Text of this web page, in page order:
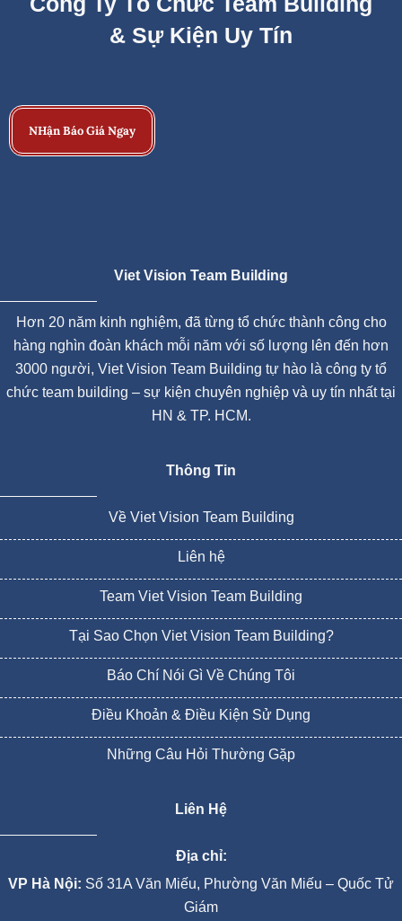
& Sự Kiện Uy Tín
NHận Báo Giá Ngay
Viet Vision Team Building
Hơn 20 năm kinh nghiệm, đã từng tổ chức thành công cho
hàng nghìn đoàn khách mỗi năm với số lượng lên đến hơn
3000 người, Viet Vision Team Building tự hào là công ty tổ
chức team building – sự kiện chuyên nghiệp và uy tín nhất tại
HN & TP. HCM.
Thông Tin
Về Viet Vision Team Building
Liên hệ
Team Viet Vision Team Building
Tại Sao Chọn Viet Vision Team Building?
Báo Chí Nói Gì Về Chúng Tôi
Điều Khoản & Điều Kiện Sử Dụng
Những Câu Hỏi Thường Gặp
Liên Hệ
Địa chỉ:
VP Hà Nội: Số 31A Văn Miếu, Phường Văn Miếu – Quốc Tử
Giám